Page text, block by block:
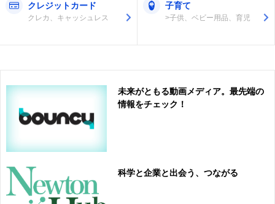
クレジットカード
クレカ、キャッシュレス
子育て
>子供、ベビー用品、育児
未来がともる動画メディア。最先端の
情報をチェック！
科学と企業と出会う、つながる